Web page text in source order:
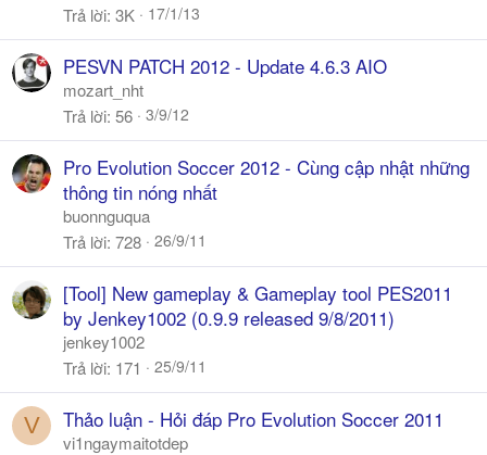
h
Trả lời 3K 17/1/13
PESVN PATCH 2012 - Update 4.6.3 AIO
mozart_nht
Trả lời 56 3/9/12
Pro Evolution Soccer 2012 - Cùng cập nhật những
thông tin nóng nhất
buonnguqua
Trả lời 728 26/9/11
[Tool] New gameplay & Gameplay tool PES2011
by Jenkey1002 (0.9.9 released 9/8/2011)
jenkey1002
Trả lời 171 25/9/11
V Thảo luận - Hỏi đáp Pro Evolution Soccer 2011
vi1ngaymaitotdep